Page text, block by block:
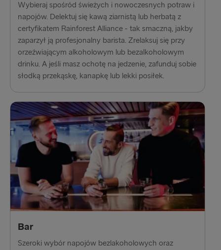
Wybieraj spośród świeżych i nowoczesnych potraw i
napojów. Delektuj się kawą ziarnistą lub herbatą z
certyfikatem Rainforest Alliance - tak smaczną, jakby
zaparzył ją profesjonalny barista. Zrelaksuj się przy
orzeźwiającym alkoholowym lub bezalkoholowym
drinku. A jeśli masz ochotę na jedzenie, zafunduj sobie
słodką przekąskę, kanapkę lub lekki posiłek.
Bar
Szeroki wybór napojów bezlakoholowych oraz